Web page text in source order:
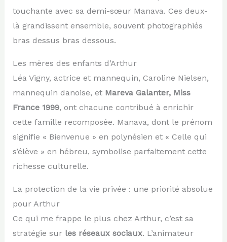
touchante avec sa demi-sœur Manava. Ces deux-
là grandissent ensemble, souvent photographiés
bras dessus bras dessous.
Les mères des enfants d’Arthur
Léa Vigny, actrice et mannequin, Caroline Nielsen,
mannequin danoise, et Mareva Galanter, Miss
France 1999, ont chacune contribué à enrichir
cette famille recomposée. Manava, dont le prénom
signifie « Bienvenue » en polynésien et « Celle qui
s’élève » en hébreu, symbolise parfaitement cette
richesse culturelle.
La protection de la vie privée : une priorité absolue
pour Arthur
Ce qui me frappe le plus chez Arthur, c’est sa
stratégie sur les réseaux sociaux. L’animateur